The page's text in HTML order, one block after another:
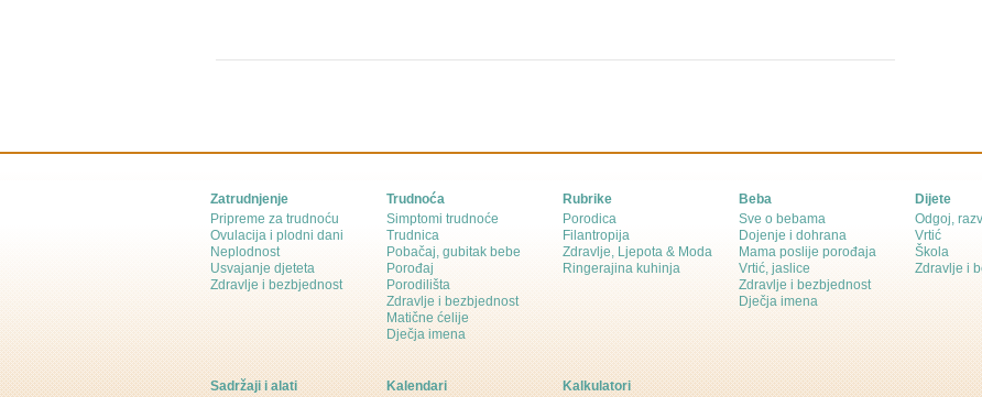
Zatrudnjenje
Pripreme za trudnoću
Ovulacija i plodni dani
Neplodnost
Usvajanje djeteta
Zdravlje i bezbjednost
Trudnoća
Simptomi trudnoće
Trudnica
Pobačaj, gubitak bebe
Porođaj
Porodilišta
Zdravlje i bezbjednost
Matične ćelije
Dječja imena
Rubrike
Porodica
Filantropija
Zdravlje, Ljepota & Moda
Ringerajina kuhinja
Beba
Sve o bebama
Dojenje i dohrana
Mama poslije porođaja
Vrtić, jaslice
Zdravlje i bezbjednost
Dječja imena
Dijete
Odgoj,
Vrtić
Škola
Zdravlje i
Sadržaji i alati
Kalendari
Kalkulatori